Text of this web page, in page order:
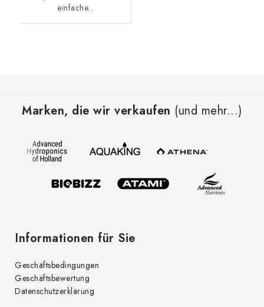
einfache...
Marken, die wir verkaufen (und mehr...)
Informationen für Sie
Geschäftsbedingungen
Geschäftsbewertung
Datenschutzerklärung